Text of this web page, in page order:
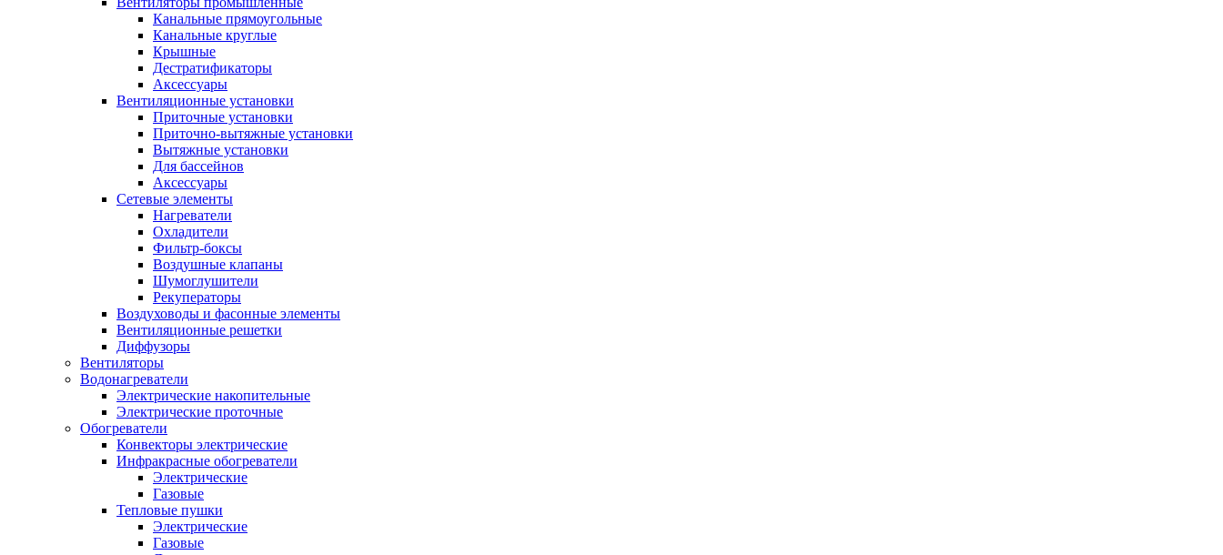
Канальные прямоугольные
Канальные круглые
Крышные
Дестратификаторы
Аксессуары
Вентиляционные установки
Приточные установки
Приточно-вытяжные установки
Вытяжные установки
Для бассейнов
Аксессуары
Сетевые элементы
Нагреватели
Охладители
Фильтр-боксы
Воздушные клапаны
Шумоглушители
Рекуператоры
Воздуховоды и фасонные элементы
Вентиляционные решетки
Диффузоры
Вентиляторы
Водонагреватели
Электрические накопительные
Электрические проточные
Обогреватели
Конвекторы электрические
Инфракрасные обогреватели
Электрические
Газовые
Тепловые пушки
Электрические
Газовые